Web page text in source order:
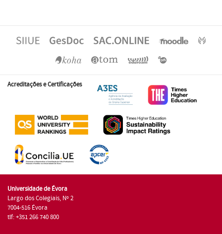
Acreditações e Certificações
Universidade de Évora
Largo dos Colegiais, Nº 2
7004-516 Évora
tlf: +351 266 740 800